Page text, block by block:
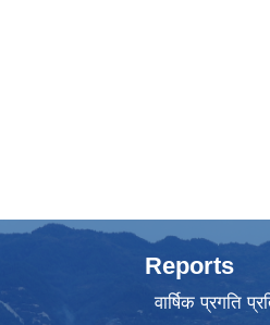
Reports
वार्षिक प्रगति